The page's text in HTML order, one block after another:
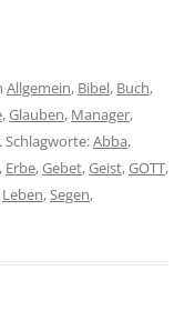
Allgemein, Bibel, Buch,
,Glauben, Manager,
Abba,
, Erbe,Gebet,Geist,GOTT,
Leben,Segen,